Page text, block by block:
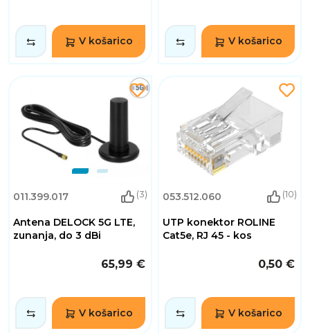
V košarico V košarico
011.399.017 (3)
Antena DELOCK 5G LTE,
zunanja, do 3 dBi
65,99 €
V košarico
053.512.060 (10)
UTP konektor ROLINE
Cat5e, RJ 45 - kos
0,50 €
V košarico